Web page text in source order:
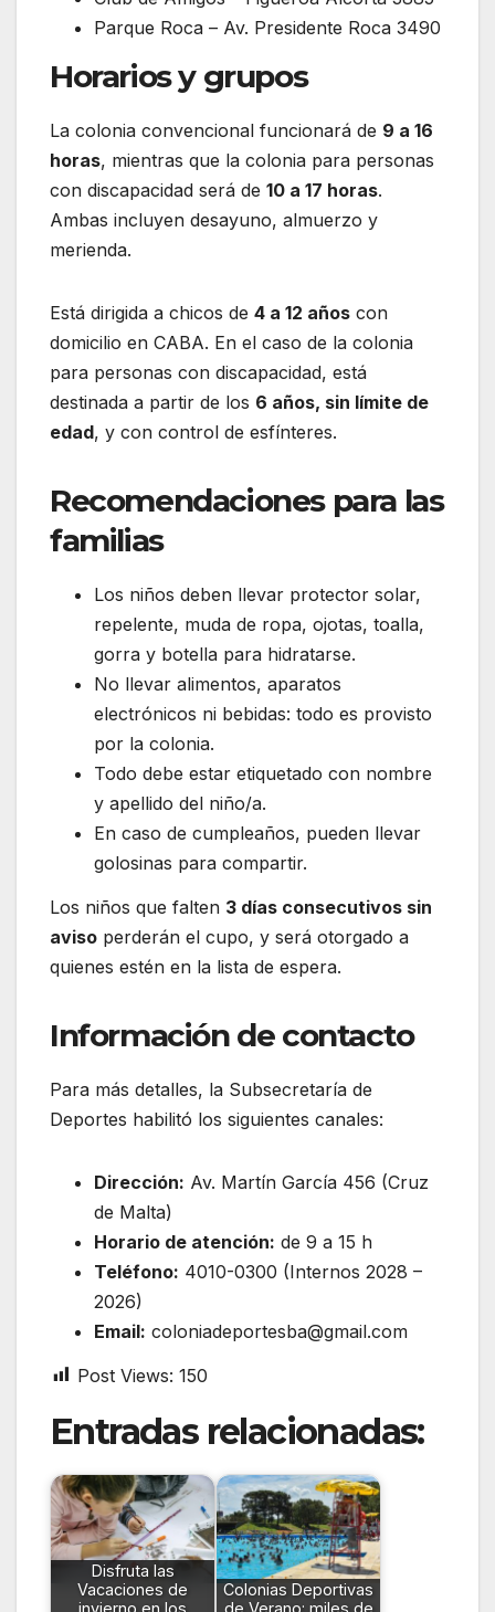
Parque Roca – Av. Presidente Roca 3490
Horarios y grupos
La colonia convencional funcionará de 9 a 16
horas, mientras que la colonia para personas
con discapacidad será de 10 a 17 horas.
Ambas incluyen desayuno, almuerzo y
merienda.
Está dirigida a chicos de 4 a 12 años con
domicilio en CABA. En el caso de la colonia
para personas con discapacidad, está
destinada a partir de los 6 años, sin límite de
edad, y con control de esfínteres.
Recomendaciones para las
familias
Los niños deben llevar protector solar,
repelente, muda de ropa, ojotas, toalla,
gorra y botella para hidratarse.
No llevar alimentos, aparatos
electrónicos ni bebidas: todo es provisto
por la colonia.
Todo debe estar etiquetado con nombre
y apellido del niño/a.
En caso de cumpleaños, pueden llevar
golosinas para compartir.
Los niños que falten 3 días consecutivos sin
aviso perderán el cupo, y será otorgado a
quienes estén en la lista de espera.
Información de contacto
Para más detalles, la Subsecretaría de
Deportes habilitó los siguientes canales:
Dirección: Av. Martín García 456 (Cruz
de Malta)
Horario de atención: de 9 a 15 h
Teléfono: 4010-0300 (Internos 2028 –
2026)
Email: coloniadeportesba@gmail.com
Post Views: 150
Entradas relacionadas:
Disfruta las
Vacaciones de
Colonias Deportivas